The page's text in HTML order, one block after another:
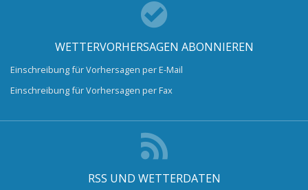
WETTERVORHERSAGEN ABONNIEREN
Einschreibung für Vorhersagen per E-Mail
Einschreibung für Vorhersagen per Fax
RSS UND WETTERDATEN